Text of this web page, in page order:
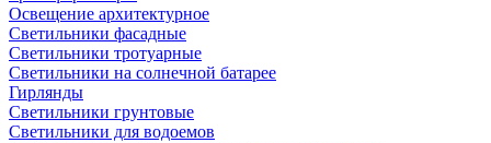
Освещение архитектурное
Светильники фасадные
Светильники тротуарные
Светильники на солнечной батарее
Гирлянды
Светильники грунтовые
Светильники для водоемов